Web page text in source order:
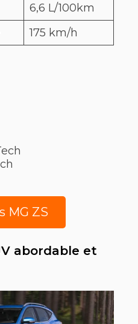
6,6 L/100km
175 km/h
MG ZS
abordable et